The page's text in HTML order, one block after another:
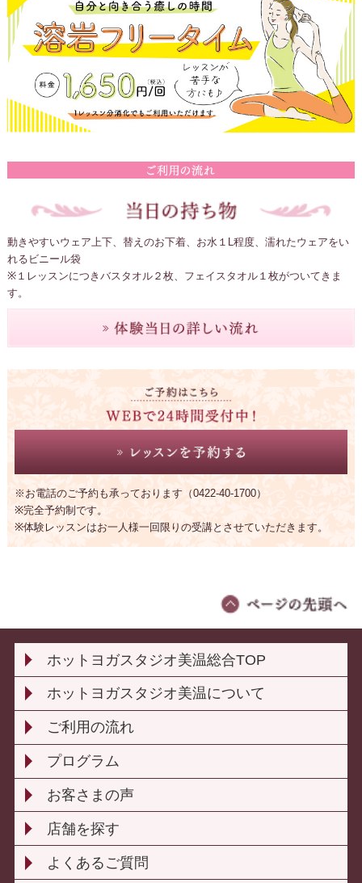
動きやすいウェア上下、替えのお下着、お水１L程度、濡れたウェアをい
れるビニール袋
※１レッスンにつきバスタオル２枚、フェイスタオル１枚がついてきま
す。
※お電話のご予約も承っております（0422-40-1700）
※完全予約制です。
※体験レッスンはお一人様一回限りの受講とさせていただきます。
ホットヨガスタジオ美温総合TOP
ホットヨガスタジオ美温について
ご利用の流れ
プログラム
お客さまの声
店舗を探す
よくあるご質問